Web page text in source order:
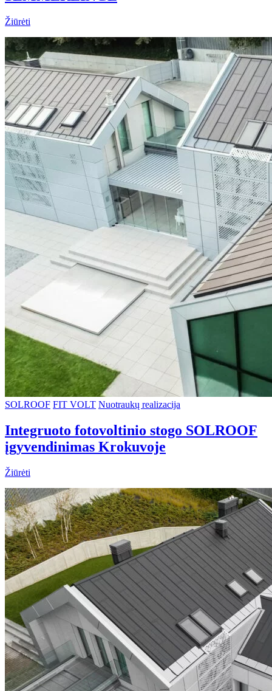
Žiūrėti
SOLROOF FIT VOLT Nuotraukų realizacija
Integruoto fotovoltinio stogo SOLROOF
įgyvendinimas Krokuvoje
Žiūrėti